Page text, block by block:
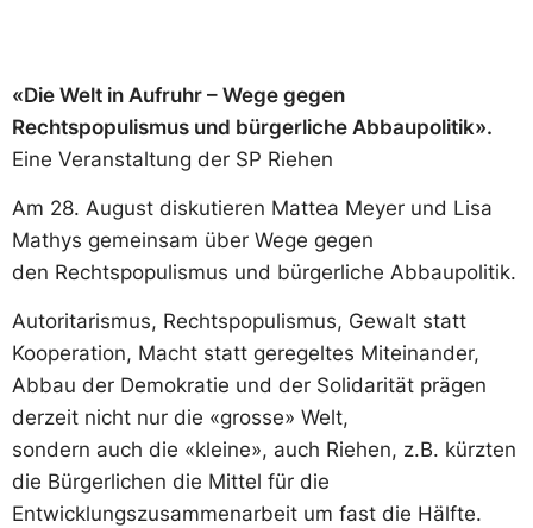
«Die Welt in Aufruhr – Wege gegen
Rechtspopulismus und bürgerliche Abbaupolitik».
Eine Veranstaltung der SP Riehen
Am 28. August diskutieren Mattea Meyer und Lisa
Mathys gemeinsam über Wege gegen
den Rechtspopulismus und bürgerliche Abbaupolitik.
Autoritarismus, Rechtspopulismus, Gewalt statt
Kooperation, Macht statt geregeltes Miteinander,
Abbau der Demokratie und der Solidarität prägen
derzeit nicht nur die «grosse» Welt,
sondern auch die «kleine», auch Riehen, z.B. kürzten
die Bürgerlichen die Mittel für die
Entwicklungszusammenarbeit um fast die Hälfte.